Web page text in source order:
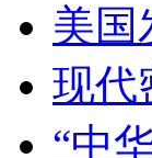
美国
现
“中